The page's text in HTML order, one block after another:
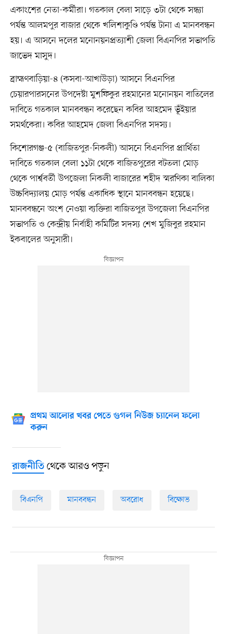
একাংশের নেতা-কর্মীরা। গতকাল বেলা সাড়ে ৩টা থেকে সন্ধ্যা
পর্যন্ত আলমপুর বাজার থেকে খলিশাকুণ্ডি পর্যন্ত টানা এ মানববন্ধন
হয়। এ আসনে দলের মনোনয়নপ্রত্যাশী জেলা বিএনপির সভাপতি
জাভেদ মাসুদ।
ব্রাহ্মণবাড়িয়া-৪ (কসবা-আখাউড়া) আসনে বিএনপির
চেয়ারপারসনের উপদেষ্টা মুশফিকুর রহমানের মনোনয়ন বাতিলের
দাবিতে গতকাল মানববন্ধন করেছেন কবির আহমেদ ভূঁইয়ার
সমর্থকেরা। কবির আহমেদ জেলা বিএনপির সদস্য।
কিশোরগঞ্জ-৫ (বাজিতপুর-নিকলী) আসনে বিএনপির প্রার্থিতা
দাবিতে গতকাল বেলা ১১টা থেকে বাজিতপুরের বটতলা মোড়
থেকে পার্শ্ববর্তী উপজেলা নিকলী বাজারের শহীদ স্মরণিকা বালিকা
উচ্চবিদ্যালয় মোড় পর্যন্ত একাধিক স্থানে মানববন্ধন হয়েছে।
মানববন্ধনে অংশ নেওয়া ব্যক্তিরা বাজিতপুর উপজেলা বিএনপির
সভাপতি ও কেন্দ্রীয় নির্বাহী কমিটির সদস্য শেখ মুজিবুর রহমান
ইকবালের অনুসারী।
প্রথম আলোর খবর পেতে গুগল নিউজ চ্যানেল ফলো
করুন
রাজনীতিথেকে আরও পড়ুন
বিএনপি মানববন্ধন অবরোধ বিক্ষোভ